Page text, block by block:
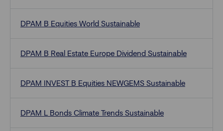
DPAM B Equities World Sustainable
DPAM B Real Estate Europe Dividend Sustainable
DPAM INVEST B Equities NEWGEMS Sustainable
DPAM L Bonds Climate Trends Sustainable